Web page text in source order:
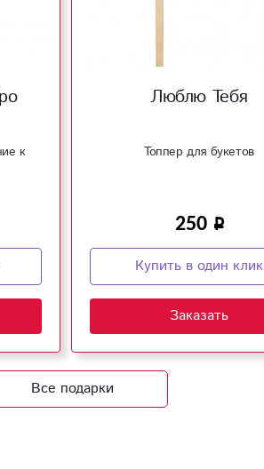
к
Люблю Тебя
Топпер для букетов
250
Купить в один клик
Заказать
Все подарки